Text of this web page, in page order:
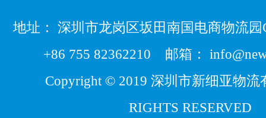
● ● ●
地址： 深圳市龙岗区坂田南国电商物流
+86 755 82362210 邮箱：
Copyright © 2019 深圳市新细亚物
RIGHTS RESERVED